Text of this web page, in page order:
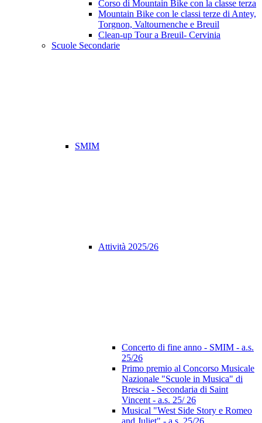
Corso di Mountain Bike con la classe terza
Mountain Bike con le classi terze di Antey,
Torgnon, Valtournenche e Breuil
Clean-up Tour a Breuil- Cervinia
Scuole Secondarie
SMIM
Attività 2025/26
Concerto di fine anno - SMIM - a.s.
25/26
Primo premio al Concorso Musicale
Nazionale "Scuole in Musica" di
Brescia - Secondaria di Saint
Vincent - a.s. 25/ 26
Musical "West Side Story e Romeo